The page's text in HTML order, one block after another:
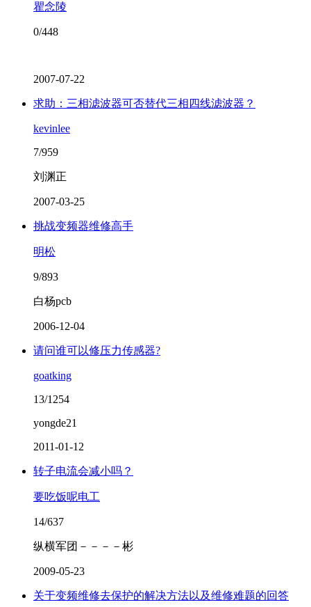
瞿念陵
0/448
2007-07-22
求助：三相滤波器可否替代三相四线滤波器？
kevinlee
7/959
刘渊正
2007-03-25
挑战变频器维修高手
明松
9/893
白杨pcb
2006-12-04
请问谁可以修压力传感器?
goatking
13/1254
yongde21
2011-01-12
转子电流会减小吗？
要吃饭呢电工
14/637
纵横军团－－－－彬
2009-05-23
关于变频维修去保护的解决方法以及维修难题的回答